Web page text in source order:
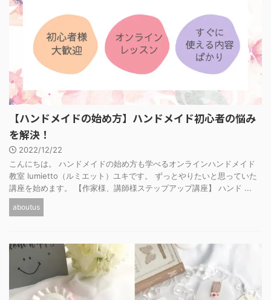
【ハンドメイドの始め方】ハンドメイド初心者の悩み
を解決！
2022/12/22
こんにちは。 ハンドメイドの始め方も学べるオンラインハンドメイド
教室 lumietto（ルミエット）ユキです。 ずっとやりたいと思っていた
講座を始めます。 【作家様、講師様ステップアップ講座】 ハンド ...
aboutus